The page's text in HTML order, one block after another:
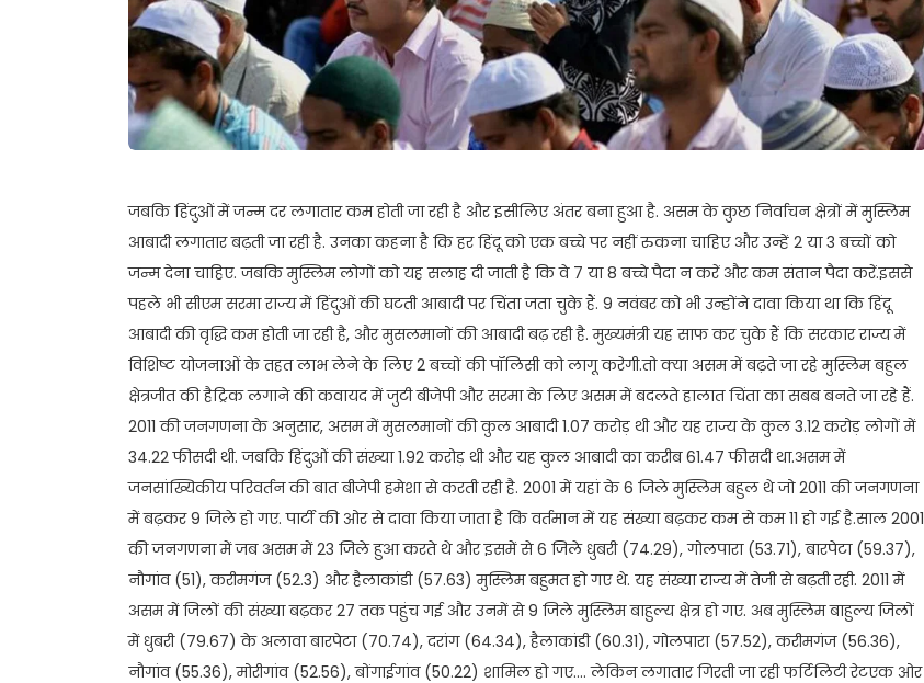
जबकि हिंदुओं में जन्म दर लगातार कम होती जा रही है और इसीलिए अंतर बना हुआ है. असम के कुछ निर्वाचन क्षेत्रों में मुस्लिम
आबादी लगातार बढ़ती जा रही है. उनका कहना है कि हर हिंदू को एक बच्चे पर नहीं रुकना चाहिए और उन्हें 2 या 3 बच्चों को
जन्म देना चाहिए. जबकि मुस्लिम लोगों को यह सलाह दी जाती है कि वे 7 या 8 बच्चे पैदा न करें और कम संतान पैदा करें.इससे
पहले भी सीएम सरमा राज्य में हिंदुओं की घटती आबादी पर चिंता जता चुके हैं. 9 नवंबर को भी उन्होंने दावा किया था कि हिंदू
आबादी की वृद्धि कम होती जा रही है, और मुसलमानों की आबादी बढ़ रही है. मुख्यमंत्री यह साफ कर चुके हैं कि सरकार राज्य में
विशिष्ट योजनाओं के तहत लाभ लेने के लिए 2 बच्चों की पॉलिसी को लागू करेगी.तो क्या असम में बढ़ते जा रहे मुस्लिम बहुल
क्षेत्रजीत की हैट्रिक लगाने की कवायद में जुटी बीजेपी और सरमा के लिए असम में बदलते हालात चिंता का सबब बनते जा रहे हैं.
2011 की जनगणना के अनुसार, असम में मुसलमानों की कुल आबादी 1.07 करोड़ थी और यह राज्य के कुल 3.12 करोड़ लोगों में
34.22 फीसदी थी. जबकि हिंदुओं की संख्या 1.92 करोड़ थी और यह कुल आबादी का करीब 61.47 फीसदी था.असम में
जनसांख्यिकीय परिवर्तन की बात बीजेपी हमेशा से करती रही है. 2001 में यहां के 6 जिले मुस्लिम बहुल थे जो 2011 की जनगणना
में बढ़कर 9 जिले हो गए. पार्टी की ओर से दावा किया जाता है कि वर्तमान में यह संख्या बढ़कर कम से कम 11 हो गई है.साल 2001
की जनगणना में जब असम में 23 जिले हुआ करते थे और इसमें से 6 जिले धुबरी (74.29), गोलपारा (53.71), बारपेटा (59.37),
नौगांव (51), करीमगंज (52.3) और हैलाकांडी (57.63) मुस्लिम बहुमत हो गए थे. यह संख्या राज्य में तेजी से बढ़ती रही. 2011 में
असम में जिलों की संख्या बढ़कर 27 तक पहुंच गई और उनमें से 9 जिले मुस्लिम बाहुल्य क्षेत्र हो गए. अब मुस्लिम बाहुल्य जिलों
में धुबरी (79.67) के अलावा बारपेटा (70.74), दरांग (64.34), हैलाकांडी (60.31), गोलपारा (57.52), करीमगंज (56.36),
नौगांव (55.36), मोरीगांव (52.56), बोंगाईगांव (50.22) शामिल हो गए.… लेकिन लगातार गिरती जा रही फर्टिलिटी रेटएक ओर